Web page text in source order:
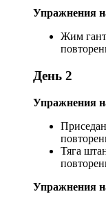
Упражнения
Жим
День 2
Упражнения
Тяга
Упражнения